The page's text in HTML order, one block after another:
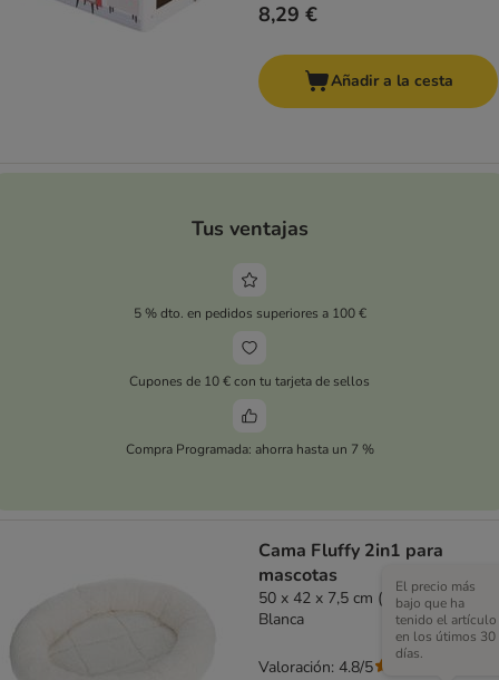
8,29 €
Añadir a la cesta
Tus ventajas
5 % dto. en pedidos superiores a 100 €
Cupones de 10 € con tu tarjeta de sellos
Compra Programada: ahorra hasta un 7 %
Cama Fluffy 2in1 para
mascotas
50 x 42 x 7,5 cm (L x An x Al) -
Blanca
El precio más
bajo que ha
tenido el artículo
en los útimos 30
días.
Valoración: 4.8/5